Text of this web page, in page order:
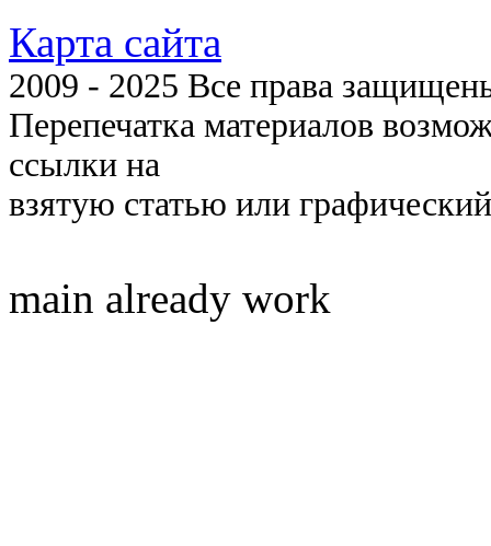
Карта сайта
2009 - 2025 Все права
Перепечатка материалов
ссылки на
взятую статью или
main already work